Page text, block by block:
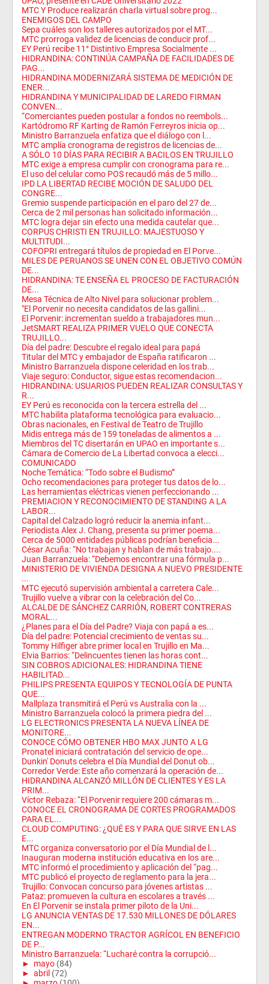
MTC Y Produce realizarán charla virtual sobre prog...
ENEMIGOS DEL CAMPO
Sepa cuáles son los talleres autorizados por el MT...
MTC prorroga validez de licencias de conducir prof...
EY Perú recibe 11° Distintivo Empresa Socialmente ...
HIDRANDINA: CONTINÚA CAMPAÑA DE FACILIDADES DE
PAG...
HIDRANDINA MODERNIZARÁ SISTEMA DE MEDICIÓN DE
ENER...
HIDRANDINA Y MUNICIPALIDAD DE LAREDO FIRMAN
CONVEN...
“Comerciantes pueden postular a fondos no reembols...
Kartódromo RF Karting de Ramón Ferreyros inicia op...
Ministro Barranzuela enfatiza que el diálogo con l...
MTC amplía cronograma de registros de licencias de...
A SÓLO 10 DÍAS PARA RECIBIR A BACILOS EN TRUJILLO
MTC exige a empresa cumplir con cronograma para re...
El uso del celular como POS recaudó más de 5 millo...
IPD LA LIBERTAD RECIBE MOCIÓN DE SALUDO DEL
CONGRE...
Gremio suspende participación en el paro del 27 de...
Cerca de 2 mil personas han solicitado información...
MTC logra dejar sin efecto una medida cautelar que...
CORPUS CHRISTI EN TRUJILLO: MAJESTUOSO Y
MULTITUDI...
COFOPRI entregará títulos de propiedad en El Porve...
MILES DE PERUANOS SE UNEN CON EL OBJETIVO COMÚN
DE...
HIDRANDINA: TE ENSEÑA EL PROCESO DE FACTURACIÓN
DE...
Mesa Técnica de Alto Nivel para solucionar problem...
"El Porvenir no necesita candidatos de las gallini...
El Porvenir: incrementan sueldo a trabajadores mun...
JetSMART REALIZA PRIMER VUELO QUE CONECTA
TRUJILLO...
Día del padre: Descubre el regalo ideal para papá
Titular del MTC y embajador de España ratificaron ...
Ministro Barranzuela dispone celeridad en los trab...
Viaje seguro: Conductor, sigue estas recomendacion...
HIDRANDINA: USUARIOS PUEDEN REALIZAR CONSULTAS Y
R...
EY Perú es reconocida con la tercera estrella del ...
MTC habilita plataforma tecnológica para evaluacio...
Obras nacionales, en Festival de Teatro de Trujillo
Midis entrega más de 159 toneladas de alimentos a ...
Miembros del TC disertarán en UPAO en importante s...
Cámara de Comercio de La Libertad convoca a elecci...
COMUNICADO
Noche Temática: “Todo sobre el Budismo”
Ocho recomendaciones para proteger tus datos de lo...
Las herramientas eléctricas vienen perfeccionando ...
PREMIACION Y RECONOCIMIENTO DE STANDING A LA
LABOR...
Capital del Calzado logró reducir la anemia infant...
Periodista Alex J. Chang, presenta su primer poema...
Cerca de 5000 entidades públicas podrían beneficia...
César Acuña: “No trabajan y hablan de más trabajo....
Juan Barranzuela: “Debemos encontrar una fórmula p...
MINISTERIO DE VIVIENDA DESIGNA A NUEVO PRESIDENTE
...
MTC ejecutó supervisión ambiental a carretera Cale...
Trujillo vuelve a vibrar con la celebración del Co...
ALCALDE DE SÁNCHEZ CARRIÓN, ROBERT CONTRERAS
MORAL...
¿Planes para el Día del Padre? Viaja con papá a es...
Día del padre: Potencial crecimiento de ventas su...
Tommy Hilfiger abre primer local en Trujillo en Ma...
Elvia Barrios: “Delincuentes tienen las horas cont...
SIN COBROS ADICIONALES: HIDRANDINA TIENE
HABILITAD...
PHILIPS PRESENTA EQUIPOS Y TECNOLOGÍA DE PUNTA
QUE...
Mallplaza transmitirá el Perú vs Australia con la ...
Ministro Barranzuela colocó la primera piedra del ...
LG ELECTRONICS PRESENTA LA NUEVA LÍNEA DE
MONITORE...
CONOCE CÓMO OBTENER HBO MAX JUNTO A LG
Pronatel iniciará contratación del servicio de ope...
Dunkin' Donuts celebra el Día Mundial del Donut ob...
Corredor Verde: Este año comenzará la operación de...
HIDRANDINA ALCANZÓ MILLÓN DE CLIENTES Y ES LA
PRIM...
Víctor Rebaza: “El Porvenir requiere 200 cámaras m...
CONOCE EL CRONOGRAMA DE CORTES PROGRAMADOS
PARA EL...
CLOUD COMPUTING: ¿QUÉ ES Y PARA QUE SIRVE EN LAS
E...
MTC organiza conversatorio por el Día Mundial de l...
Inauguran moderna institución educativa en los are...
MTC informó el procedimiento y aplicación del “pag...
MTC publicó el proyecto de reglamento para la jera...
Trujillo: Convocan concurso para jóvenes artistas ...
Pataz: promueven la cultura en escolares a través ...
En El Porvenir se instala primer piloto de la Uni...
LG ANUNCIA VENTAS DE 17.530 MILLONES DE DÓLARES
EN...
ENTREGAN MODERNO TRACTOR AGRÍCOL EN BENEFICIO
DE P...
Ministro Barranzuela: “Lucharé contra la corrupció...
► mayo (84)
► abril (72)